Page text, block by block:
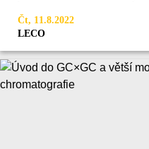
Čt, 11.8.2022
LECO